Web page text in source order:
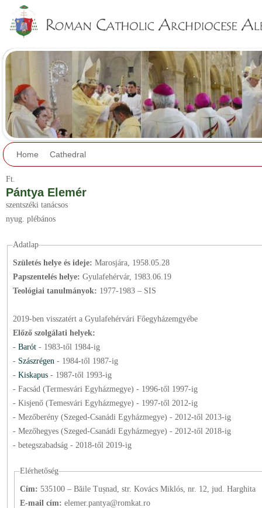
Home Cathedral
Ft.
Pántya Elemér
szentszéki tanácsos
nyug. plébános
Adatlap
Születés helye és ideje: Marosjára, 1958.05.28
Papszentelés helye: Gyulafehérvár, 1983.06.19
Teológiai tanulmányok: 1977-1983 – SIS
2019-ben visszatért a Gyulafehérvári Főegyházemgyébe
Előző szolgálati helyek:
- Barót - 1983-től 1984-ig
- Szászrégen - 1984-től 1987-ig
- Kiskapus - 1987-től 1993-ig
- Facsád (Termesvári Egyházmegye) - 1996-től 1997-ig
- Kisjenő (Temesvári Egyházmegye) - 1997-től 2012-ig
- Mezőberény (Szeged-Csanádi Egyházmegye) - 2012-től 2013-ig
- Mezőhegyes (Szeged-Csanádi Egyházmegye) - 2012-től 2018-ig
- betegszabadság - 2018-től 2019-ig
Elérhetőség
Cím: 535100 – Băile Tușnad, str. Kovács Miklós, nr. 12, jud. Harghita
E-mail cím: elemer.pantya@romkat.ro